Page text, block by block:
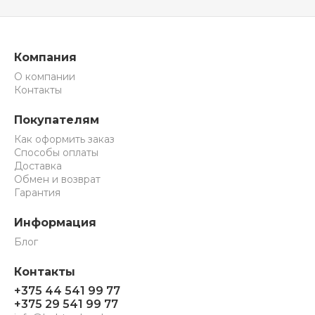
Компания
О компании
Контакты
Покупателям
Как оформить заказ
Способы оплаты
Доставка
Обмен и возврат
Гарантия
Информация
Блог
Контакты
+375 44 541 99 77
+375 29 541 99 77